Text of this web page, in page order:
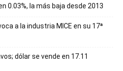
0.03%, la más baja desde 2013
a la industria MICE en su 17ª
dólar se vende en 17.11